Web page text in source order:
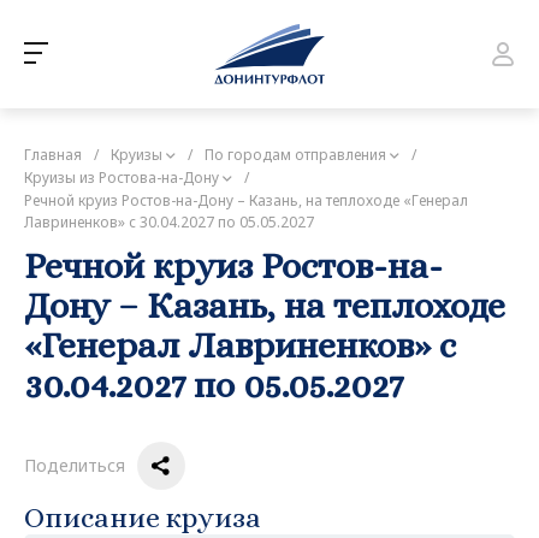
Главная / Круизы / По городам отправления
/
Круизы из Ростова-на-Дону
/
Речной круиз Ростов-на-Дону – Казань, на теплоходе «Генерал
Лавриненков» с 30.04.2027 по 05.05.2027
Речной круиз Ростов-на-
Дону – Казань, на теплоходе
«Генерал Лавриненков» с
30.04.2027 по 05.05.2027
Поделиться
Описание круиза